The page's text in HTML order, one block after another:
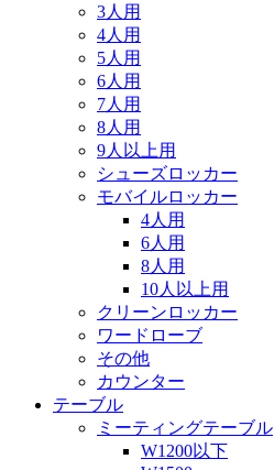
3人用
4人用
5人用
6人用
7人用
8人用
9人以上用
シューズロッカー
モバイルロッカー
4人用
6人用
8人用
10人以上用
クリーンロッカー
ワードローブ
その他
カウンター
テーブル
ミーティングテーブル
W1200以下